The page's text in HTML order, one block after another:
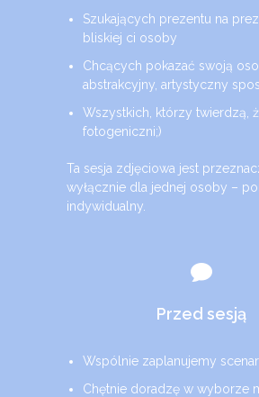
Szukających prezentu na
bliskiej ci osoby
Chcących pokazać swoją
abstrakcyjny, artystyczny
Wszystkich, którzy twierdzą,
fotogeniczni;)
Ta sesja zdjęciowa jest
wyłącznie dla jednej osoby –
indywidualny.
Przed sesją
Wspólnie zaplanujemy
Chętnie doradzę w wyborze